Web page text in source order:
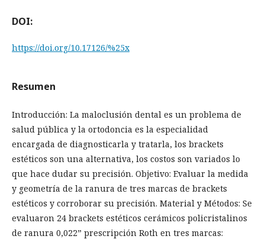
DOI:
https://doi.org/10.17126/%25x
Resumen
Introducción: La maloclusión dental es un problema de
salud pública y la ortodoncia es la especialidad
encargada de diagnosticarla y tratarla, los brackets
estéticos son una alternativa, los costos son variados lo
que hace dudar su precisión. Objetivo: Evaluar la medida
y geometría de la ranura de tres marcas de brackets
estéticos y corroborar su precisión. Material y Métodos: Se
evaluaron 24 brackets estéticos cerámicos policristalinos
de ranura 0,022” prescripción Roth en tres marcas: